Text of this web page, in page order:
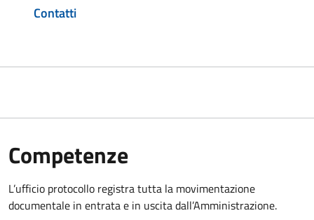
Contatti
Competenze
L’ufficio protocollo registra tutta la movimentazione
documentale in entrata e in uscita dall’Amministrazione.